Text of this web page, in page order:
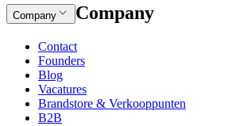
Company Company
Contact
Founders
Blog
Vacatures
Brandstore & Verkooppunten
B2B